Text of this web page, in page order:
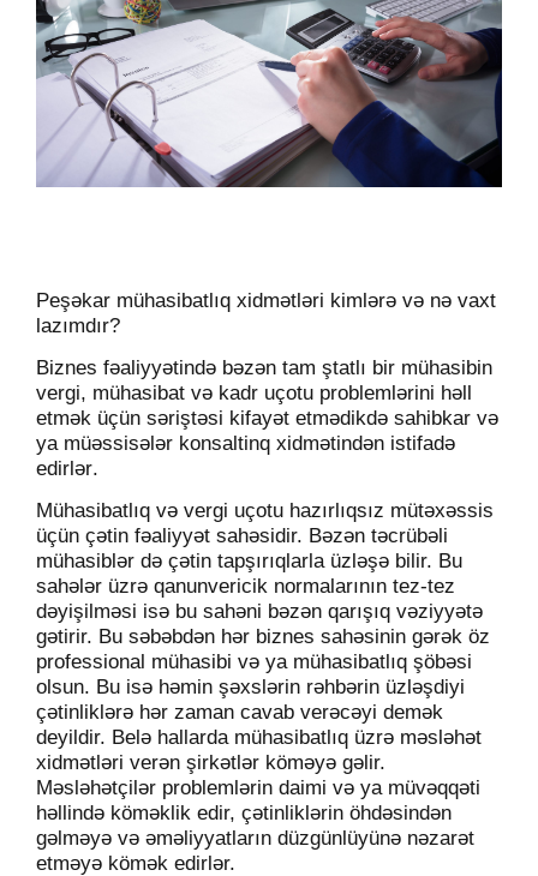
Peşəkar mühasibatlıq xidmətləri kimlərə və nə vaxt
lazımdır?
Biznes fəaliyyətində bəzən tam ştatlı bir mühasibin
vergi, mühasibat və kadr uçotu problemlərini həll
etmək üçün səriştəsi kifayət etmədikdə sahibkar və
ya müəssisələr konsaltinq xidmətindən istifadə
edirlər.
Mühasibatlıq və vergi uçotu hazırlıqsız mütəxəssis
üçün çətin fəaliyyət sahəsidir. Bəzən təcrübəli
mühasiblər də çətin tapşırıqlarla üzləşə bilir. Bu
sahələr üzrə qanunvericik normalarının tez-tez
dəyişilməsi isə bu sahəni bəzən qarışıq vəziyyətə
gətirir. Bu səbəbdən hər biznes sahəsinin gərək öz
professional mühasibi və ya mühasibatlıq şöbəsi
olsun. Bu isə həmin şəxslərin rəhbərin üzləşdiyi
çətinliklərə hər zaman cavab verəcəyi demək
deyildir. Belə hallarda mühasibatlıq üzrə məsləhət
xidmətləri verən şirkətlər köməyə gəlir.
Məsləhətçilər problemlərin daimi və ya müvəqqəti
həllində köməklik edir, çətinliklərin öhdəsindən
gəlməyə və əməliyyatların düzgünlüyünə nəzarət
etməyə kömək edirlər.